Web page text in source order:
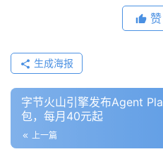
框
架
告
赞
生成海报
字节火山引擎发布Agent
包，每月40元起
上一篇